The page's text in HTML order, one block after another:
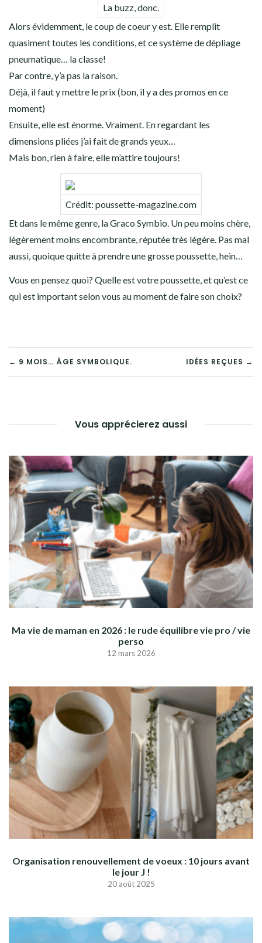
La buzz, donc.
Alors évidemment, le coup de coeur y est. Elle remplit
quasiment toutes les conditions, et ce système de dépliage
pneumatique… la classe!
Par contre, y’a pas la raison.
Déjà, il faut y mettre le prix (bon, il y a des promos en ce
moment)
Ensuite, elle est énorme. Vraiment. En regardant les
dimensions pliées j’ai fait de grands yeux…
Mais bon, rien à faire, elle m’attire toujours!
Crédit: poussette-magazine.com
Et dans le même genre, la Graco Symbio. Un peu moins chère,
légèrement moins encombrante, réputée très légère. Pas mal
aussi, quoique quitte à prendre une grosse poussette, hein…
Vous en pensez quoi? Quelle est votre poussette, et qu’est ce
qui est important selon vous au moment de faire son choix?
← 9 MOIS… ÂGE SYMBOLIQUE. IDÉES REÇUES →
Vous apprécierez aussi
Ma vie de maman en 2026 : le rude équilibre vie pro / vie
perso
12 mars 2026
Organisation renouvellement de voeux : 10 jours avant
le jour J !
20 août 2025